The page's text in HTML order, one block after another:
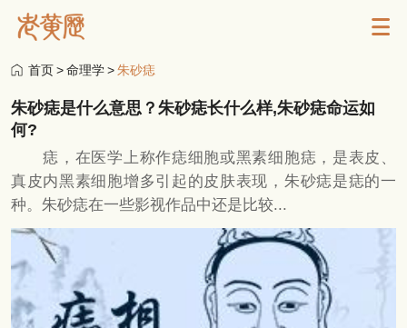
首页>命理学>朱砂痣
朱砂痣是什么意思？朱砂痣长什么样,朱砂痣命运如
何?
痣，在医学上称作痣细胞或黑素细胞痣，是表皮、
真皮内黑素细胞增多引起的皮肤表现，朱砂痣是痣的一
种。朱砂痣在一些影视作品中还是比较...